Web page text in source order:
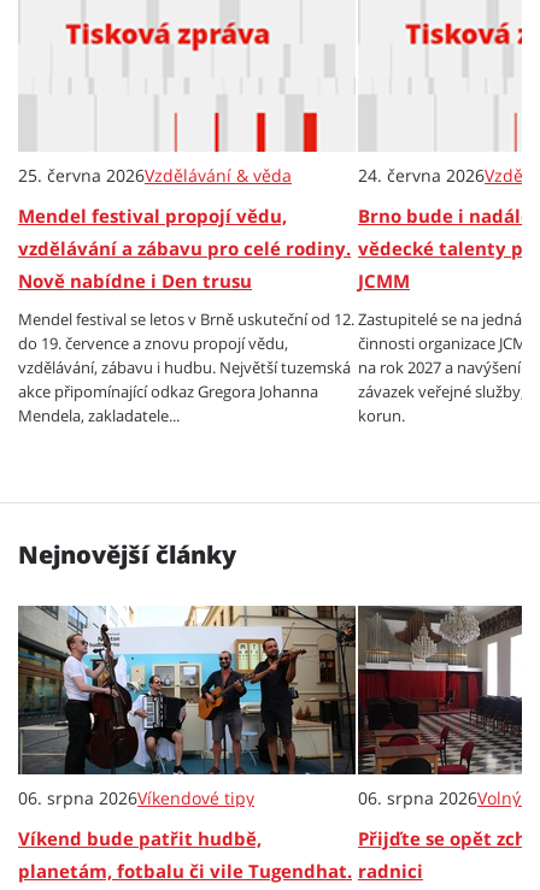
25. června 2026Vzdělávání & věda
Mendel festival propojí vědu,
vzdělávání a zábavu pro celé rodiny.
Nově nabídne i Den trusu
Mendel festival se letos v Brně uskuteční od 12.
do 19. července a znovu propojí vědu,
vzdělávání, zábavu i hudbu. Největší tuzemská
akce připomínající odkaz Gregora Johanna
Mendela, zakladatele...
24. června 2026
Brno bude i
vědecké talenty
JCMM
Zastupitelé se na
činnosti organizace
na rok 2027 a navýšení
závazek veřejné služby,
korun.
Nejnovější články
06. srpna 2026Víkendové tipy
Víkend bude patřit hudbě,
planetám, fotbalu či vile Tugendhat.
06. srpna 2026Volný
Přijďte se opět
radnici